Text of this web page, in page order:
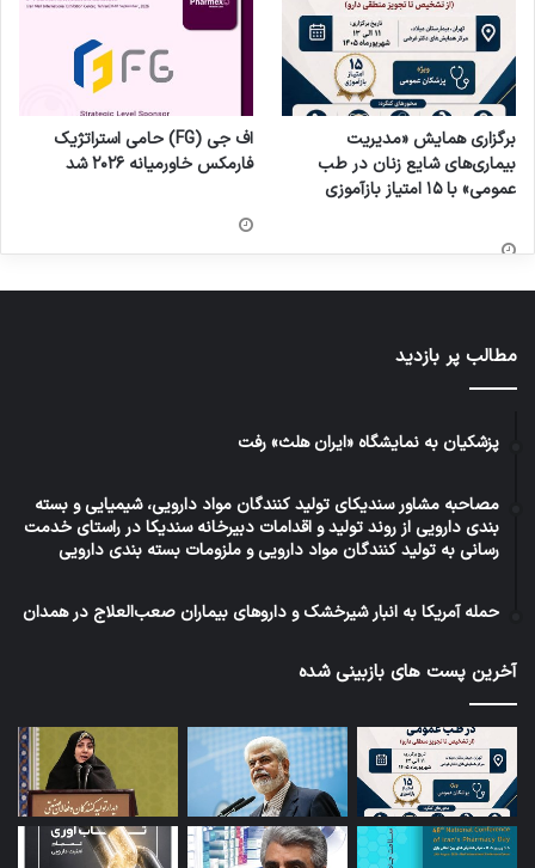
برگزاری همایش «مدیریت
بیماری‌های شایع زنان در طب
عمومی» با ۱۵ امتیاز بازآموزی
اف جی (FG) حامی استراتژیک
فارمکس خاورمیانه ۲۰۲۶ شد
مطالب پر بازدید
پزشکیان به نمایشگاه «ایران هلث» رفت
مصاحبه مشاور سندیکای تولید کنندگان مواد دارویی، شیمیایی و بسته
بندی دارویی از روند تولید و اقدامات دبیرخانه سندیکا در راستای خدمت
رسانی به تولید کنندگان مواد دارویی و ملزومات بسته بندی دارویی
حمله آمریکا به انبار شیرخشک و داروهای بیماران صعب‌العلاج در همدان
آخرین پست های بازبینی شده